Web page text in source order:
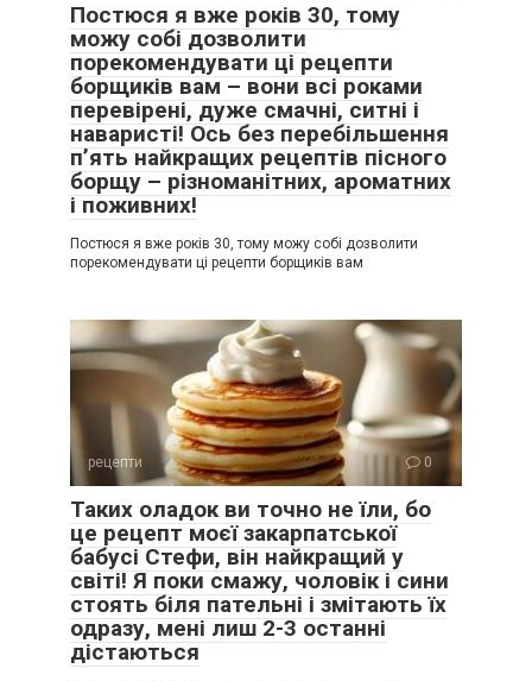
Постюся я вже років 30, тому
можу собі дозволити
порекомендувати ці рецепти
борщиків вам – вони всі роками
перевірені, дуже смачні, ситні і
наваристі! Ось без перебільшення
п’ять найкращих рецептів пісного
борщу – різноманітних, ароматних
і поживних!
Постюся я вже років 30, тому можу собі дозволити
порекомендувати ці рецепти борщиків вам
рецепти 0
Таких оладок ви точно не їли, бо
це рецепт моєї закарпатської
бабусі Стефи, він найкращий у
світі! Я поки смажу, чоловік і сини
стоять біля пательні і змітають їх
одразу, мені лиш 2-3 останні
дістаються